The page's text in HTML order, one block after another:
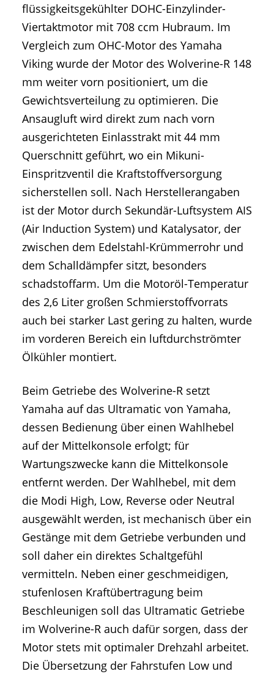
flüssigkeitsgekühlter DOHC-Einzylinder-
Viertaktmotor mit 708 ccm Hubraum. Im
Vergleich zum OHC-Motor des Yamaha
Viking wurde der Motor des Wolverine-R 148
mm weiter vorn positioniert, um die
Gewichtsverteilung zu optimieren. Die
Ansaugluft wird direkt zum nach vorn
ausgerichteten Einlasstrakt mit 44 mm
Querschnitt geführt, wo ein Mikuni-
Einspritzventil die Kraftstoffversorgung
sicherstellen soll. Nach Herstellerangaben
ist der Motor durch Sekundär-Luftsystem AIS
(Air Induction System) und Katalysator, der
zwischen dem Edelstahl-Krümmerrohr und
dem Schalldämpfer sitzt, besonders
schadstoffarm. Um die Motoröl-Temperatur
des 2,6 Liter großen Schmierstoffvorrats
auch bei starker Last gering zu halten, wurde
im vorderen Bereich ein luftdurchströmter
Ölkühler montiert.
Beim Getriebe des Wolverine-R setzt
Yamaha auf das Ultramatic von Yamaha,
dessen Bedienung über einen Wahlhebel
auf der Mittelkonsole erfolgt; für
Wartungszwecke kann die Mittelkonsole
entfernt werden. Der Wahlhebel, mit dem
die Modi High, Low, Reverse oder Neutral
ausgewählt werden, ist mechanisch über ein
Gestänge mit dem Getriebe verbunden und
soll daher ein direktes Schaltgefühl
vermitteln. Neben einer geschmeidigen,
stufenlosen Kraftübertragung beim
Beschleunigen soll das Ultramatic Getriebe
im Wolverine-R auch dafür sorgen, dass der
Motor stets mit optimaler Drehzahl arbeitet.
Die Übersetzung der Fahrstufen Low und